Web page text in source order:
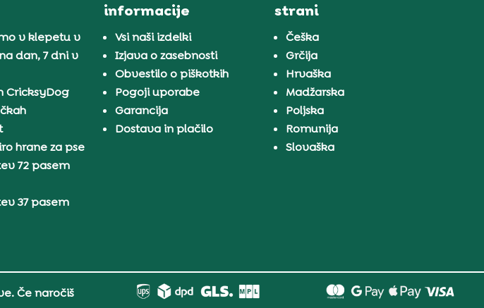
v klepetu v
dan, 7 dni v
CricksyDog
hrane za pse
72 pasem
37 pasem
informacije
Vsi naši izdelki
Izjava o zasebnosti
Obvestilo o piškotkih
Pogoji uporabe
Garancija
Dostava in plačilo
strani
Češka
Grčija
Hrvaška
Madžarska
Poljska
Romunija
Slovaška
Če naročiš